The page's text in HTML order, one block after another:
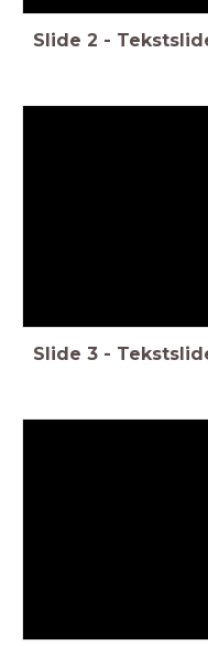
Slide 2 -
Slide 3 -